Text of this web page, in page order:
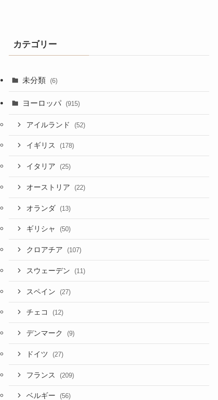
カテゴリー
未分類 (6)
ヨーロッパ (915)
アイルランド (52)
イギリス (178)
イタリア (25)
オーストリア (22)
オランダ (13)
ギリシャ (50)
クロアチア (107)
スウェーデン (11)
スペイン (27)
チェコ (12)
デンマーク (9)
ドイツ (27)
フランス (209)
ベルギー (56)